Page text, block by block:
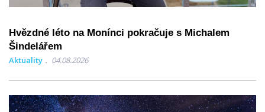
Hvězdné léto na Monínci pokračuje s Michalem
Šindelářem
Aktuality 04.08.2026